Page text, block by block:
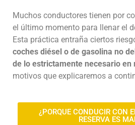
Muchos conductores tienen por
el último momento para llenar el
Esta práctica entraña ciertos
coches diésel o de gasolina no
de lo estrictamente necesario en
motivos que explicaremos a
¿PORQUE CONDUCIR CON
RESERVA ES